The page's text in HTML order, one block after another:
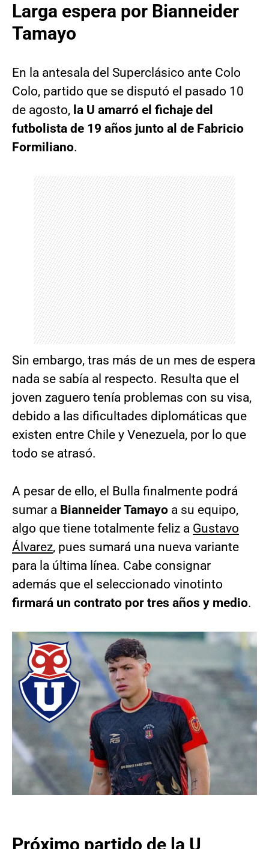
Larga espera por Bianneider
Tamayo
En la antesala del Superclásico ante Colo
Colo, partido que se disputó el pasado 10
de agosto, la U amarró el fichaje del
futbolista de 19 años junto al de Fabricio
Formiliano.
Sin embargo, tras más de un mes de espera
nada se sabía al respecto. Resulta que el
joven zaguero tenía problemas con su visa,
debido a las dificultades diplomáticas que
existen entre Chile y Venezuela, por lo que
todo se atrasó.
A pesar de ello, el Bulla finalmente podrá
sumar a Bianneider Tamayo a su equipo,
algo que tiene totalmente feliz a Gustavo
Álvarez, pues sumará una nueva variante
para la última línea. Cabe consignar
además que el seleccionado vinotinto
firmará un contrato por tres años y medio.
Próximo partido de la U